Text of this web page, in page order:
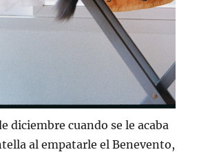
diciembre cuando se le acaba
al empatarle el Benevento,